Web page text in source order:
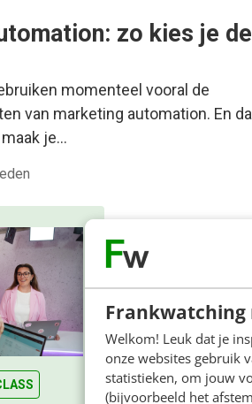
Frankwatching
Welkom! Leuk dat je
onze websites gebruik
statistieken, om jouw
(bijvoorbeeld het
zo kies je
momenteel vooral de
van marketing automation. En
je…